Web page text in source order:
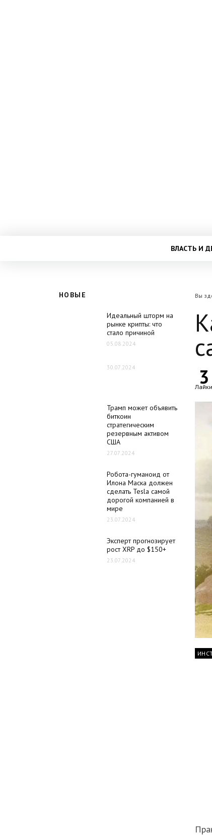
ВЛАСТЬ И
НОВЫЕ
Идеальный шторм на
рынке крипты: что
стало причиной
05.08.2024
30.07.2024
Трамп может объявить
биткоин
стратегическим
резервным активом
США
27.07.2024
Робота-гуманоид от
Илона Маска должен
сделать Tesla самой
дорогой компанией в
мире
23.07.2024
Эксперт прогнозирует
рост XRP до $150+
23.07.2024
Вы
3
Лайки